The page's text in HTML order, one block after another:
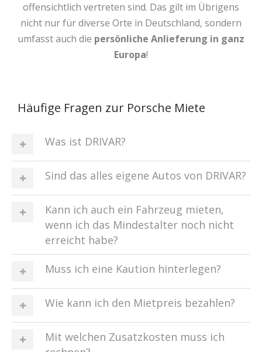
offensichtlich vertreten sind. Das gilt im Übrigens
nicht nur für diverse Orte in Deutschland, sondern
umfasst auch die persönliche Anlieferung in ganz
Europa!
Häufige Fragen zur Porsche Miete
Was ist DRIVAR?
Sind das alles eigene Autos von DRIVAR?
Kann ich auch ein Fahrzeug mieten,
wenn ich das Mindestalter noch nicht
erreicht habe?
Muss ich eine Kaution hinterlegen?
Wie kann ich den Mietpreis bezahlen?
Mit welchen Zusatzkosten muss ich